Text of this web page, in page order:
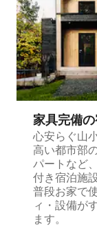
家具完備
心安らぐ山
高い都市部
パートなど
付き宿泊施
普段お家で
ィ・設備が
ます。